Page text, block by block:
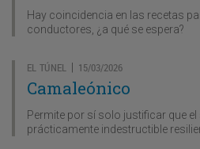
Hay coincidencia en las recetas
conductores, ¿a qué se espera?
EL TÚNEL | 15/03/2026
Camaleónico
Permite por sí solo justificar que
prácticamente indestructible